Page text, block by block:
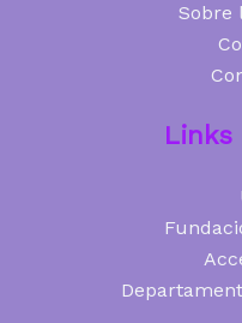
Sobre
Links